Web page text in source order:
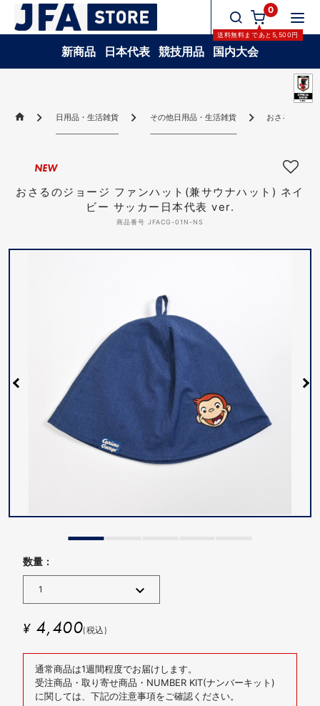
0
送料無料まであと 5,500円
新商品 日本代表 競技用品 国内大会
日用品・生活雑貨 その他日用品・生活雑貨 おさるのジョ
おさるのジョージ ファンハット(兼サウナハット) ネイ
ビー サッカー日本代表 ver.
商品番号 JFACG-01N-NS
NEW
数量 :
¥ 4,400(税込)
通常商品は1週間程度でお届けします。
受注商品・取り寄せ商品・NUMBER KIT(ナンバーキット)
に関しては、下記の注意事項をご確認ください。